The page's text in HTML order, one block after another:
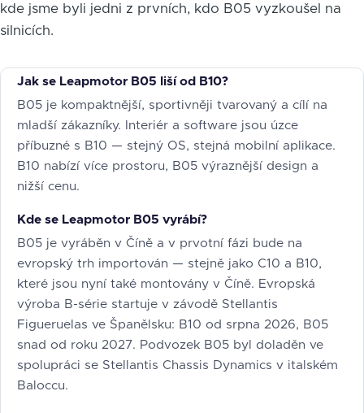
kde jsme byli jedni z prvních, kdo B05 vyzkoušel na
silnicích.
Jak se Leapmotor B05 liší od B10?
B05 je kompaktnější, sportivněji tvarovaný a cílí na
mladší zákazníky. Interiér a software jsou úzce
příbuzné s B10 — stejný OS, stejná mobilní aplikace.
B10 nabízí více prostoru, B05 výraznější design a
nižší cenu.
Kde se Leapmotor B05 vyrábí?
B05 je vyráběn v Číně a v prvotní fázi bude na
evropský trh importován — stejně jako C10 a B10,
které jsou nyní také montovány v Číně. Evropská
výroba B-série startuje v závodě Stellantis
Figueruelas ve Španělsku: B10 od srpna 2026, B05
snad od roku 2027. Podvozek B05 byl doladěn ve
spolupráci se Stellantis Chassis Dynamics v italském
Baloccu.